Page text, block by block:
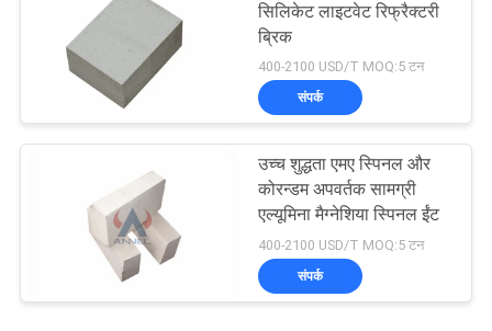
कार्बाइड
कोरुंडम मललाइट ईंट
सिलिकेट लाइटवेट रिफ्रैक्टरी
ब्रिक
400-2100 USD/T MOQ:5 टन
संपर्क
उच्च शुद्धता एमए स्पिनल और
कोरन्डम अपवर्तक सामग्री
एल्यूमिना मैग्नेशिया स्पिनल ईंट
400-2100 USD/T MOQ:5 टन
संपर्क